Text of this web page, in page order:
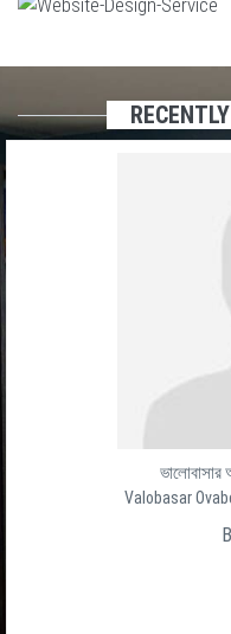
ভালোবাসার
Valobasar